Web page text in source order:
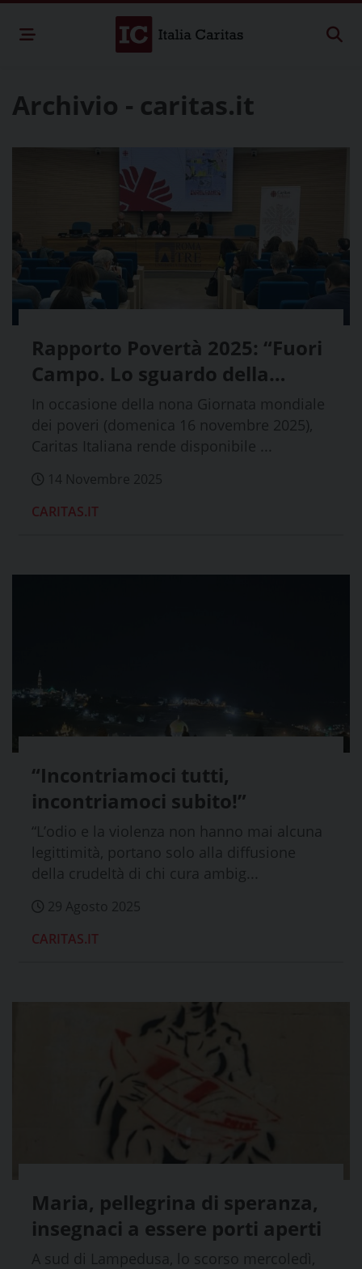
Archivio - caritas.it
Rapporto Povertà 2025: “Fuori
Campo. Lo sguardo della
prossimità”
In occasione della nona Giornata mondiale
dei poveri (domenica 16 novembre 2025),
Caritas Italiana rende disponibile ...
14 Novembre 2025
CARITAS.IT
“Incontriamoci tutti,
incontriamoci subito!”
“L’odio e la violenza non hanno mai alcuna
legittimità, portano solo alla diffusione
della crudeltà di chi cura ambig...
29 Agosto 2025
CARITAS.IT
Maria, pellegrina di speranza,
insegnaci a essere porti aperti
A sud di Lampedusa, lo scorso mercoledì,